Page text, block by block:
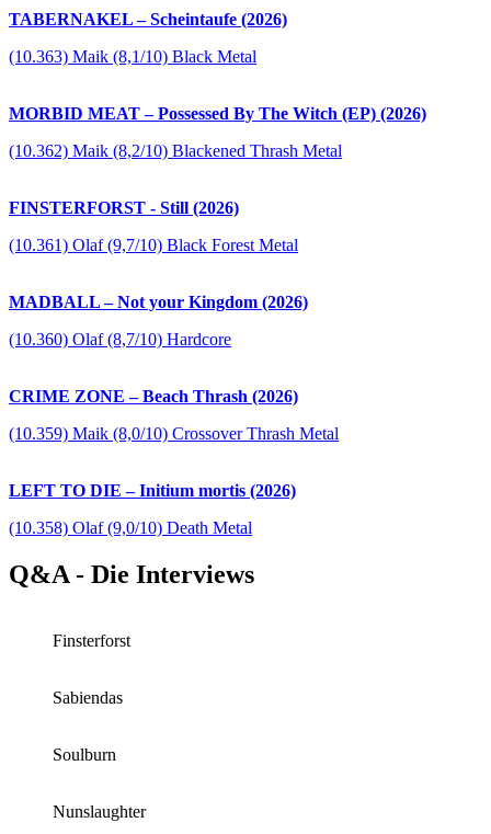
TABERNAKEL – Scheintaufe (2026)
(10.363) Maik (8,1/10) Black Metal
MORBID MEAT – Possessed By The Witch (EP) (2026)
(10.362) Maik (8,2/10) Blackened Thrash Metal
FINSTERFORST - Still (2026)
(10.361) Olaf (9,7/10) Black Forest Metal
MADBALL – Not your Kingdom (2026)
(10.360) Olaf (8,7/10) Hardcore
CRIME ZONE – Beach Thrash (2026)
(10.359) Maik (8,0/10) Crossover Thrash Metal
LEFT TO DIE – Initium mortis (2026)
(10.358) Olaf (9,0/10) Death Metal
Q&A - Die Interviews
Finsterforst
Sabiendas
Soulburn
Nunslaughter